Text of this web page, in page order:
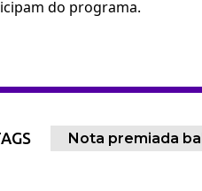
do programa.
Nota premiada